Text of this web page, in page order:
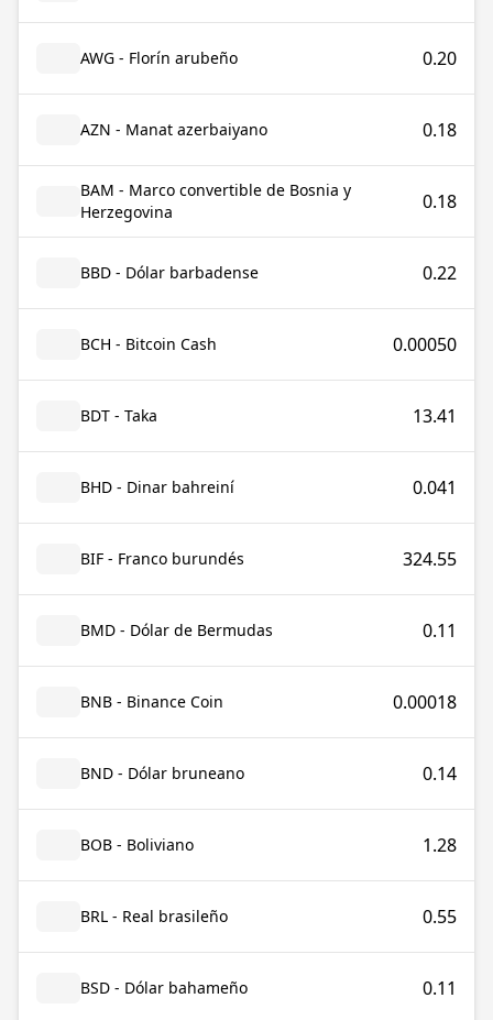
AWG - Florín arubeño 0.20
AZN - Manat azerbaiyano 0.18
BAM - Marco convertible de Bosnia y
Herzegovina
0.18
BBD - Dólar barbadense 0.22
BCH - Bitcoin Cash 0.00050
BDT - Taka 13.41
BHD - Dinar bahreiní 0.041
BIF - Franco burundés 324.55
BMD - Dólar de Bermudas 0.11
BNB - Binance Coin 0.00018
BND - Dólar bruneano 0.14
BOB - Boliviano 1.28
BRL - Real brasileño 0.55
BSD - Dólar bahameño 0.11